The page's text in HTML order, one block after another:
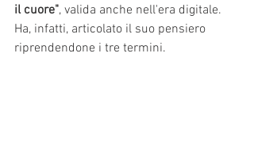
il cuore", valida anche nell'era digitale.
Ha, infatti, articolato il suo pensiero
riprendendone i tre termini.